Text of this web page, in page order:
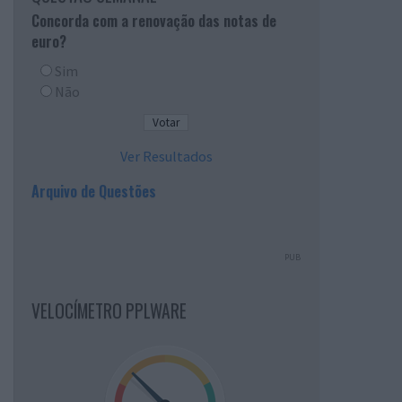
Concorda com a renovação das notas de
euro?
Sim
Não
Ver Resultados
Arquivo de Questões
PUB
VELOCÍMETRO PPLWARE